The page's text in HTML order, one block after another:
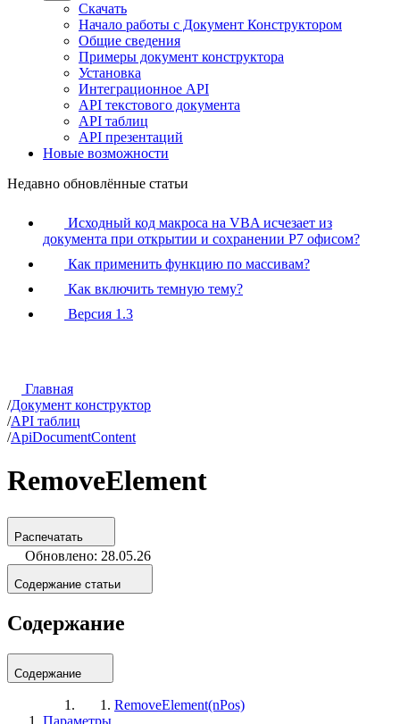
Скачать
Начало работы с Документ Конструктором
Общие сведения
Примеры документ конструктора
Установка
Интеграционное API
API текстового документа
API таблиц
API презентаций
Новые возможности
Недавно обновлённые статьи
Исходный код макроса на VBA исчезает из
документа при открытии и сохранении Р7 офисом?
Как применить функцию по массивам?
Как включить темную тему?
Версия 1.3
Главная
/Документ конструктор
/API таблиц
/ApiDocumentContent
RemoveElement
Распечатать
Обновлено: 28.05.26
Содержание статьи
Содержание
Содержание
RemoveElement(nPos)
Параметры